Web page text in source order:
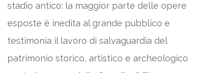
stadio antico: la maggior parte delle opere
esposte è inedita al grande pubblico e
testimonia il lavoro di salvaguardia del
patrimonio storico, artistico e archeologico